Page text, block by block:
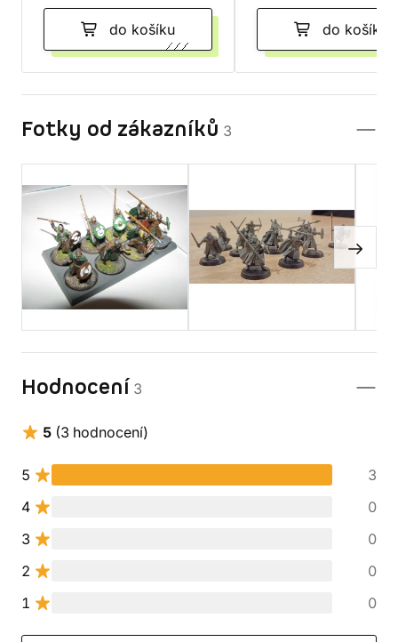
do košíku do košíku
Fotky od zákazníků 3
Hodnocení 3
5 (3 hodnocení)
5
3
4
0
3
0
2
0
1
0